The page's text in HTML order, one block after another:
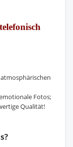
Fotos;
Qualität!